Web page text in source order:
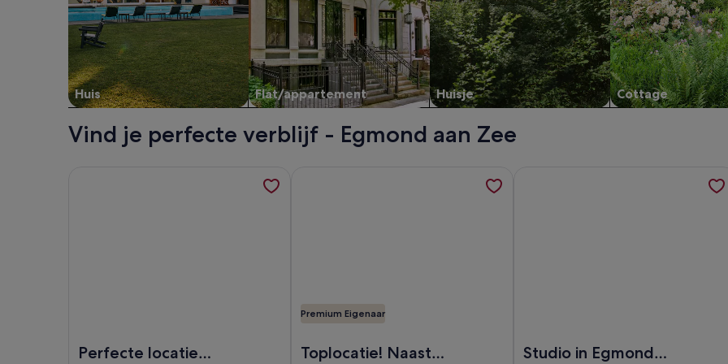
Huis Flat/appartement Huisje Cottage
Vind je perfecte verblijf - Egmond aan Zee
Perfecte locatie
Premium Eigenaar
Toplocatie! Naast
Studio in Egmond